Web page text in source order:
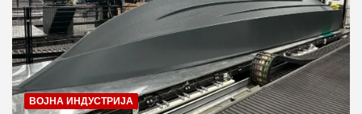
ВОЈНА ИНДУСТРИЈА